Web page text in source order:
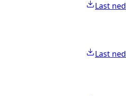
Last ned
Last ned